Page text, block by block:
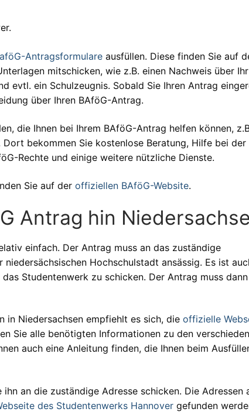
Antragsformulare ausfüllen. Diese finden Sie auf
mitschicken, wie z.B. einen Nachweis über Ihr
evtl. ein Schulzeugnis. Sobald Sie Ihren Antrag
über Ihren BAföG-Antrag.
die Ihnen bei Ihrem BAföG-Antrag helfen können,
Dort bekommen Sie kostenlose Beratung, Hilfe bei der
Rechte und einige weitere nützliche Dienste.
Sie auf der offiziellen BAföG-Website.
Antrag hin
einfach. Der Antrag muss an das zuständige
Hochschulstadt ansässig. Es ist
Studentenwerk zu schicken. Der Antrag muss
in Niedersachsen empfiehlt es sich, die offizielle
Sie alle benötigten Informationen zu den
auch eine Anleitung finden, die Ihnen beim
an die zuständige Adresse schicken. Die Adressen
des Studentenwerks Hannover gefunden